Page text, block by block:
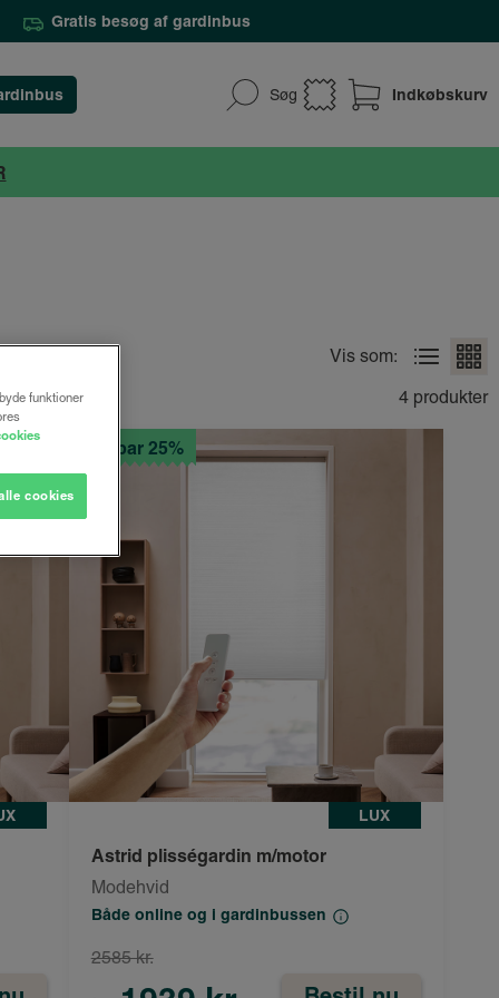
Gratis besøg af gardinbus
Søg Indkøbskurv
Vis som:
4 produkter
Spar 25%
LUX
Astrid plisségardin m/motor
Modehvid
Både online og i gardinbussen
2585 kr.
funktioner
cookies